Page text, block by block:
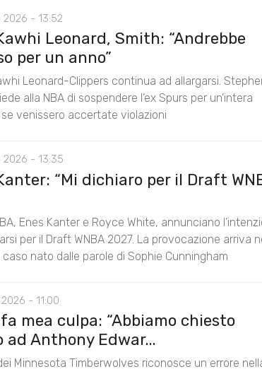
- 13:52
Leonard, Smith: “Andrebbe
per un anno”
Leonard-Clippers continua ad allargarsi.
alla NBA di sospendere l’ex Spurs per un’intera
venissero accertate violazioni
- 13:35
“Mi dichiaro per il Draft
Enes Kanter e Royce White, annunciano
per il Draft WNBA 2027. La provocazione arriva
caso nato dalle parole di Sophie Cunningham
- 11:00
mea culpa: “Abbiamo chiesto
ad Anthony Edwar...
Minnesota Timberwolves riconosce un errore